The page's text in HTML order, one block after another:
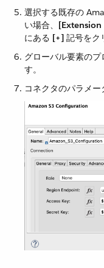
選択する既存の
い場合、​
にある ​ [+] 記号をク
グローバル要素のプ
す。
コネクタのパラメー